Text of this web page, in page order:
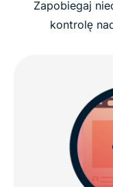
Zapobiegaj
kontrolę